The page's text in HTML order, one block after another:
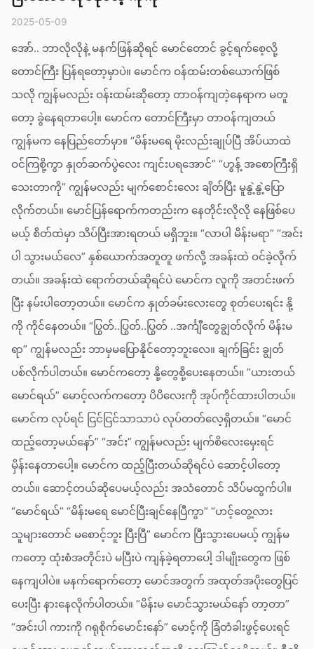
2025-05-09
အော်.. ဘာလိုလိုနဲ့ မနက်ဖြန်ဆိုရင် မောင်တောင် ခွင့်ရက်စေ့လို့
တောင်ကြီး ပြန်ရတော့မှာပဲ။ မောင်က ဝန်ထမ်းတစ်ယောက်ဖြစ်
သလို ကျွန်မလည်း ဝန်းထမ်းဆိုတော့ တာဝန်ကျတဲ့နေရာက မတူ
တော့ ခွဲနေရတာပေါ့။ မောင်က တောင်ကြီးမှာ တာဝန်ကျတယ်
ကျွန်မက နေပြည်တော်မှာ။ “မိန်းမရေ မိုးလည်းချုပ်ပြီ အိပ်ယာထဲ
ဝင်ကြစို့ကွာ နှုတ်ဆက်ပွဲလေး ကျင်းပရအောင်” “ဟွန့် အစောကြီးရှိ
သေးတာကို” ကျွန်မလည်း မျက်စောင်းလေး ချိတ်ပြီး မူနွဲ့နွဲ့ပြော
လိုက်တယ်။ မောင်ပြန်ရောက်ကတည်းက နေတိုင်းလိုလို နေဖြစ်ပေ
မယ့် စိတ်ထဲမှာ သိပ်ပြီးအားရတယ် မရှိဘူး။ “လာပါ မိန်းမရာ” “အင်း
ပါ သွားမယ်လေ” နှစ်ယောက်အတူတူ ဖက်လို့ အခန်းထဲ ဝင်ခဲ့လိုက်
တယ်။ အခန်းထဲ ရောက်တယ်ဆိုရင်ပဲ မောင်က လူကို အတင်းဖက်
ပြီး နမ်းပါတော့တယ်။ မောင်က နှုတ်ခမ်းလေးတွေ စုတ်ပေးရင်း နို့
ကို ကိုင်နေတယ်။ “ပြွတ်..ပြွတ်..ပြွတ် ..အင်္ကျီတွေချွတ်လိုက် မိန်းမ
ရာ” ကျွန်မလည်း ဘာမှမပြောနိုင်တော့ဘူးလေ။ ချက်ခြင်း ချွတ်
ပစ်လိုက်ပါတယ်။ မောင်ကတော့ နို့တွေစို့ပေးနေတယ်။ “ယားတယ်
မောင်ရယ်” မောင့်လက်ကတော့ ပိပိလေးကို အုပ်ကိုင်ထားပါတယ်။
မောင်က လုပ်ရင် ငြင်ငြင်သာသာပဲ လုပ်တတ်လေ့ရှိတယ်။ “မောင်
ထည့်တော့မယ်နော်” “အင်း” ကျွန်မလည်း မျက်စိလေးမှေးရင်
မှိန်းနေတာပေါ့။ မောင်က ထည့်ပြီးတယ်ဆိုရင်ပဲ ဆောင့်ပါတော့
တယ်။ ဆောင့်တယ်ဆိုပေမယ့်လည်း အသံတောင် သိပ်မထွက်ပါ။
“မောင်ရယ်” “မိန်းမရေ မောင်ပြီးချင်နေပြီကွာ” “ဟင့်တွေ့လား
သူများတောင် မစောင့်ဘူး ပြီးပြီ” မောင်က ပြီးသွားပေမယ့် ကျွန်မ
ကတော့ ထုံးစံအတိုင်းပဲ မပြီးပဲ ကျန်ခဲ့ရတာပေါ့ ဒါမျိုးတွေက ဖြစ်
နေကျပါပဲ။ မနက်ရောက်တော့ မောင်အတွက် အထုတ်အပိုးတွေပြင်
ပေးပြီး နားနေလိုက်ပါတယ်။ “မိန်းမ မောင်သွားမယ်နော် တာ့တာ”
“အင်းပါ ကားကို ဂရုစိုက်မောင်းနော်” မောင့်ကို ခြံတံခါးဖွင့်ပေးရင်